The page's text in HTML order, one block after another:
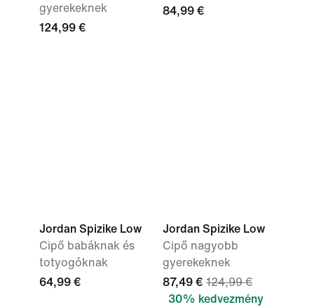
gyerekeknek
124,99 €
84,99 €
Jordan Spizike Low
Cipő babáknak és
totyogóknak
64,99 €
Jordan Spizike Low
Cipő nagyobb
gyerekeknek
87,49 € 124,99 €
30% kedvezmény